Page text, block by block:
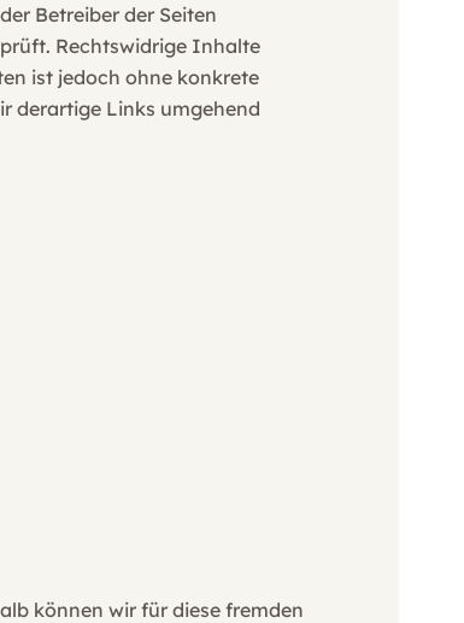
Betreiber der Seiten
Rechtswidrige Inhalte
ist jedoch ohne konkrete
derartige Links umgehend
können wir für diese fremden